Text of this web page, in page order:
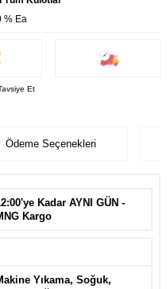
% Ea
Et
Ödeme Seçenekleri
Kadar AYNI GÜN -
Kargo
Yıkama, Soğuk,